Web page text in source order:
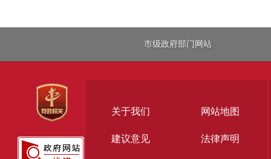
市级政府部门网站
关于我们 网站地图
建议意见 法律声明